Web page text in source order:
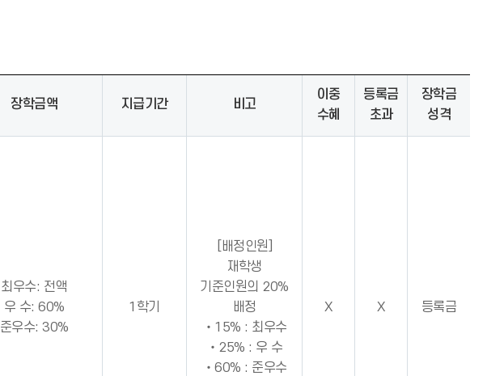
장학금액 지급기간 비고
이중
수혜
등록금
초과
장학금
성격
최우수: 전액
우 수: 60%
준우수: 30%
1학기
[배정인원]
재학생
기준인원의 20%
배정
‧15% : 최우수
‧25% : 우 수
‧60% : 준우수
X X 등록금